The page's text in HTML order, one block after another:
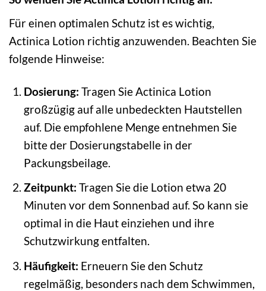
Für einen optimalen Schutz ist es wichtig,
Actinica Lotion richtig anzuwenden. Beachten Sie
folgende Hinweise:
Dosierung: Tragen Sie Actinica Lotion
großzügig auf alle unbedeckten Hautstellen
auf. Die empfohlene Menge entnehmen Sie
bitte der Dosierungstabelle in der
Packungsbeilage.
Zeitpunkt: Tragen Sie die Lotion etwa 20
Minuten vor dem Sonnenbad auf. So kann sie
optimal in die Haut einziehen und ihre
Schutzwirkung entfalten.
Häufigkeit: Erneuern Sie den Schutz
regelmäßig, besonders nach dem Schwimmen,